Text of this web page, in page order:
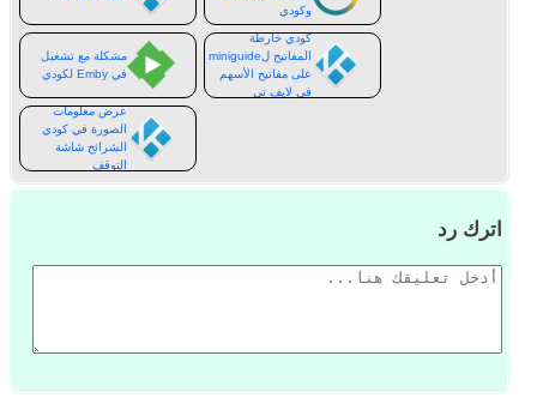
وكودي
مشكلة مع تشغيل
في Emby لكودي
كودي خارطة
المفاتيح لminiguide
على مفاتيح الأسهم
في لايف تي
عرض معلومات
الصورة في كودي
الشرائح شاشة
التوقف
اترك رد